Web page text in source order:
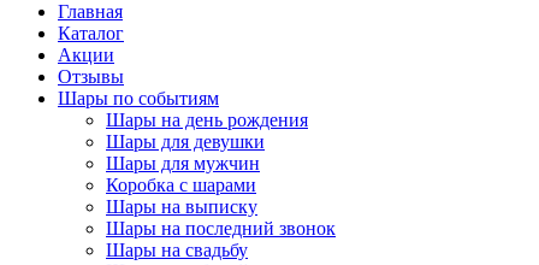
Главная
Каталог
Акции
Отзывы
Шары по событиям
Шары на день рождения
Шары для девушки
Шары для мужчин
Коробка с шарами
Шары на выписку
Шары на последний звонок
Шары на свадьбу